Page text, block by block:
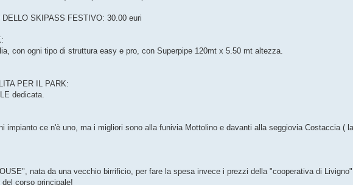
SKIPASS FESTIVO: 30.00 euri
con ogni tipo di struttura easy e pro, con Superpipe 120mt x 5.50 mt altezza.
PER IL PARK:
dedicata.
impianto ce n'è uno, ma i migliori sono alla funivia Mottolino e davanti alla seggiovia Costaccia (
nata da una vecchio birrificio, per fare la spesa invece i prezzi della "cooperativa di Livigno"
corso principale!